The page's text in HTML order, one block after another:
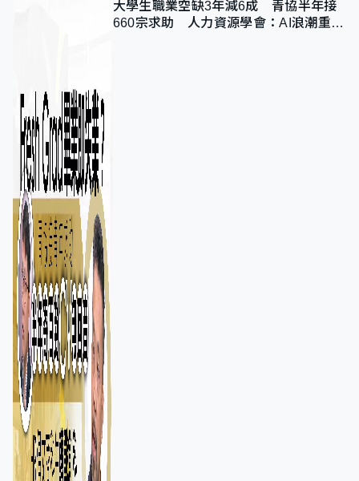
大學生職業空缺3年減6成 青協半年接
660宗求助 人力資源學會：AI浪潮重整